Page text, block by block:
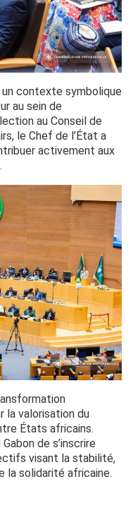
contexte symbolique
au sein de
au Conseil de
le Chef de l’État a
activement aux
la valorisation du
États africains.
de s’inscrire
visant la stabilité,
la solidarité africaine.